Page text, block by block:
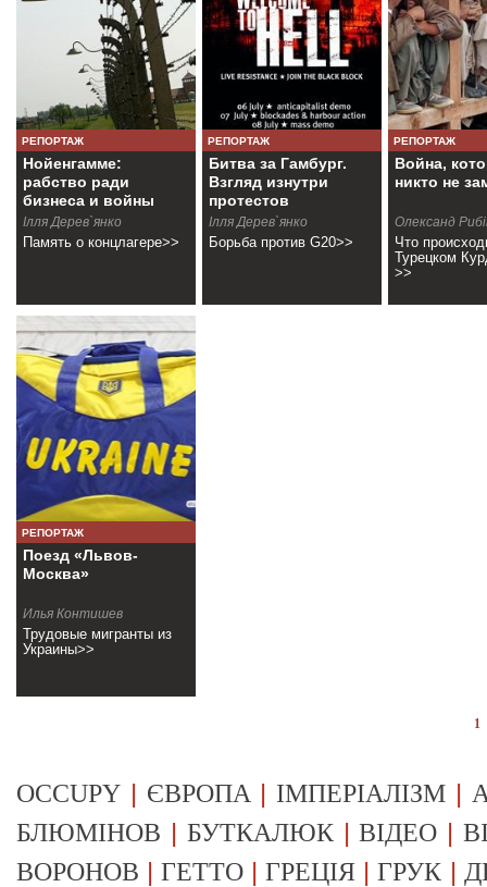
РЕПОРТАЖ
Нойенгамме:
рабство ради
бизнеса и войны
Ілля Дерев`янко
Память о концлагере>>
РЕПОРТАЖ
Битва за Гамбург.
Взгляд изнутри
протестов
Ілля Дерев`янко
Борьба против G20>>
РЕПОРТАЖ
Война,
никто не
Олександ
Что
Турецком
>>
РЕПОРТАЖ
Поезд «Львов-
Москва»
Илья Контишев
Трудовые мигранты из
Украины>>
1
OCCUPY | ЄВРОПА | ІМПЕРІАЛІЗМ |
БЛЮМІНОВ | БУТКАЛЮК|ВІДЕО |
ВОРОНОВ |ГЕТТО |ГРЕЦІЯ |ГРУК |